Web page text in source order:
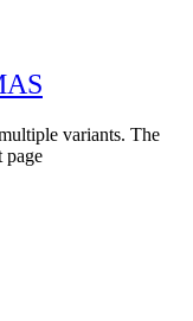
variants. The
page